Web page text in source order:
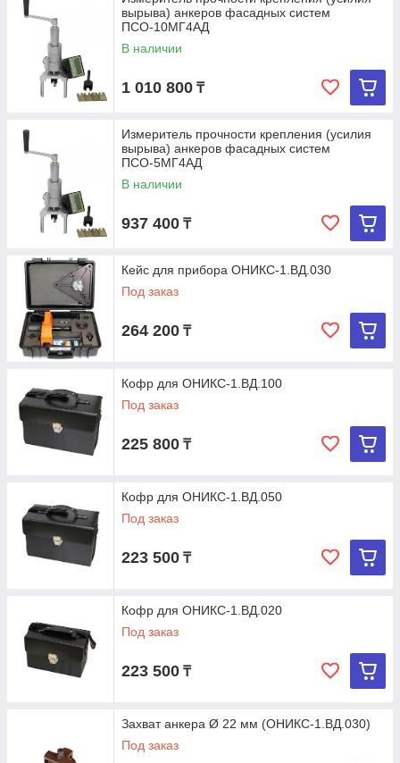
вырыва) анкеров фасадных систем
ПСО-10МГ4АД
В наличии
1 010 800 ₸
Измеритель прочности крепления (усилия
вырыва) анкеров фасадных систем
ПСО-5МГ4АД
В наличии
937 400 ₸
Кейс для прибора ОНИКС-1.ВД.030
Под заказ
264 200 ₸
Кофр для ОНИКС-1.ВД.100
Под заказ
225 800 ₸
Кофр для ОНИКС-1.ВД.050
Под заказ
223 500 ₸
Кофр для ОНИКС-1.ВД.020
Под заказ
223 500 ₸
Захват анкера Ø 22 мм (ОНИКС-1.ВД.030)
Под заказ